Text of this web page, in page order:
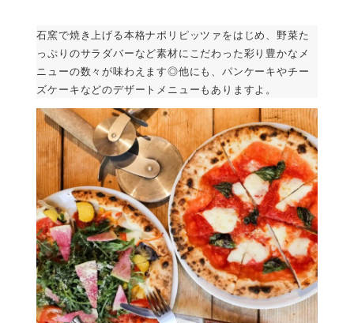
石窯で焼き上げる本格ナポリピッツァをはじめ、野菜た
っぷりのサラダバーなど素材にこだわった彩り豊かなメ
ニューの数々が味わえます◎他にも、パンケーキやチー
ズケーキなどのデザートメニューもありますよ。